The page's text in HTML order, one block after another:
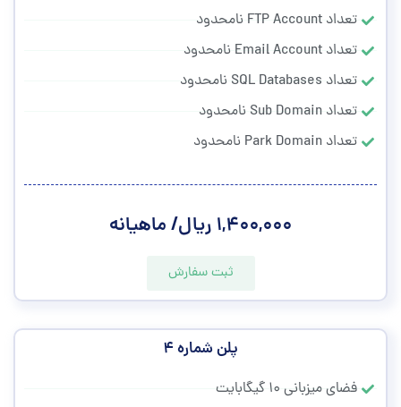
تعداد FTP Account نامحدود
تعداد Email Account نامحدود
تعداد SQL Databases نامحدود
تعداد Sub Domain نامحدود
تعداد Park Domain نامحدود
۱,۴۰۰,۰۰۰ ریال/ ماهیانه
ثبت سفارش
پلن شماره ۴
فضای میزبانی ۱۰ گیگابایت